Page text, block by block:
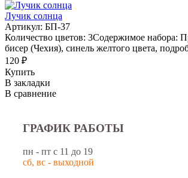
Лучик солнца
Артикул: БП-37
Количество цветов: 3Содержимое набора:
бисер (Чехия), синель желтого цвета,
120 ₽
Купить
В закладки
В сравнение
ГРАФИК РАБОТЫ
пн - пт с 11 до 19
сб, вс - выходной